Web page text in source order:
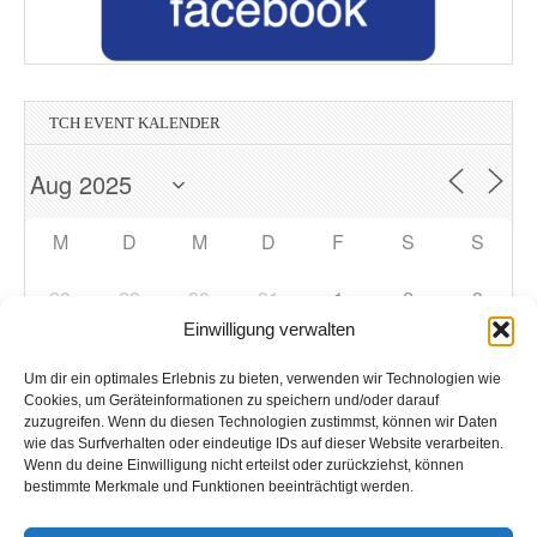
Einwilligung verwalten
Um dir ein optimales Erlebnis zu bieten, verwenden wir Technologien wie
Cookies, um Geräteinformationen zu speichern und/oder darauf
zuzugreifen. Wenn du diesen Technologien zustimmst, können wir Daten
wie das Surfverhalten oder eindeutige IDs auf dieser Website verarbeiten.
Wenn du deine Einwilligung nicht erteilst oder zurückziehst, können
bestimmte Merkmale und Funktionen beeinträchtigt werden.
TCH EVENT KALENDER
M D M D F S S
28 29 30 31 1 2 3
4 8 9
11 12 13 14 15 16 17